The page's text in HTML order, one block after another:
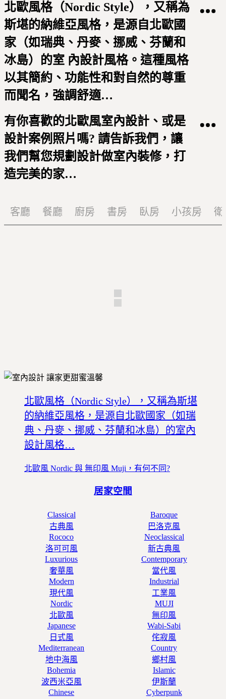
北歐風格（Nordic Style），又稱為
斯堪的納維亞風格，是源自北歐國
家（如瑞典、丹麥、挪威、芬蘭和
冰島）的室 內設計風格。這種風格
以其簡約、功能性和對自然的尊重
而聞名，強調舒適…
有你喜歡的北歐風室內設計、或是
設計案例照片嗎? 請告訴我們，讓
我們幫您規劃設計做室內裝修，打
造完美的家…
客廳 餐廳 廚房 書房 臥房 小孩房 衛
北歐風格（Nordic Style），又稱為斯堪
的納維亞風格，是源自北歐國家（如瑞
典、丹麥、挪威、芬蘭和冰島）的室內
設計風格…
北歐風 Nordic 與 無印風 Muji，有何不同?
居家空間
Classical
古典風
Baroque
巴洛克風
Rococo
洛可可風
Neoclassical
新古典風
Luxurious
奢華風
Contemporary
當代風
Modern
現代風
Industrial
工業風
Nordic
北歐風
MUJI
無印風
Japanese
日式風
Wabi-Sabi
侘寂風
Mediterranean
地中海風
Country
鄉村風
Bohemia
波西米亞風
Islamic
伊斯蘭
Chinese
Cyberpunk